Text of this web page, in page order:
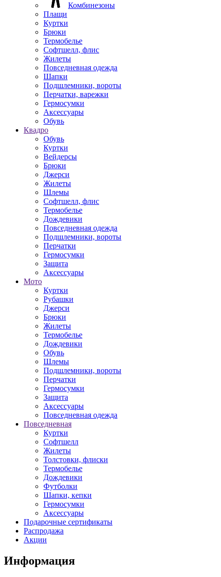
Комбинезоны
Плащи
Куртки
Брюки
Термобелье
Софтшелл, флис
Жилеты
Повседневная одежда
Шапки
Подшлемники, вороты
Перчатки, варежки
Гермосумки
Аксессуары
Обувь
Квадро
Обувь
Куртки
Вейдерсы
Брюки
Джерси
Жилеты
Шлемы
Софтшелл, флис
Термобелье
Дождевики
Повседневная одежда
Подшлемники, вороты
Перчатки
Гермосумки
Защита
Аксессуары
Мото
Куртки
Рубашки
Джерси
Брюки
Жилеты
Термобелье
Дождевики
Обувь
Шлемы
Подшлемники, вороты
Перчатки
Гермосумки
Защита
Аксессуары
Повседневная одежда
Повседневная
Куртки
Софтшелл
Жилеты
Толстовки, флиски
Термобелье
Дождевики
Футболки
Шапки, кепки
Гермосумки
Аксессуары
Подарочные сертификаты
Распродажа
Акции
Информация